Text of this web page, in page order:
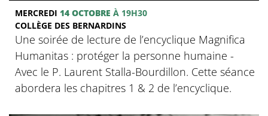
MERCREDI 14 OCTOBRE À 19H30
COLLÈGE DES BERNARDINS
Une soirée de lecture de l’encyclique Magnifica
Humanitas : protéger la personne humaine -
Avec le P. Laurent Stalla-Bourdillon. Cette séance
abordera les chapitres 1 & 2 de l’encyclique.